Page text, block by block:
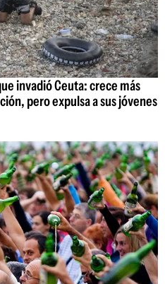
invadió Ceuta: crece más
pero expulsa a sus jóvenes